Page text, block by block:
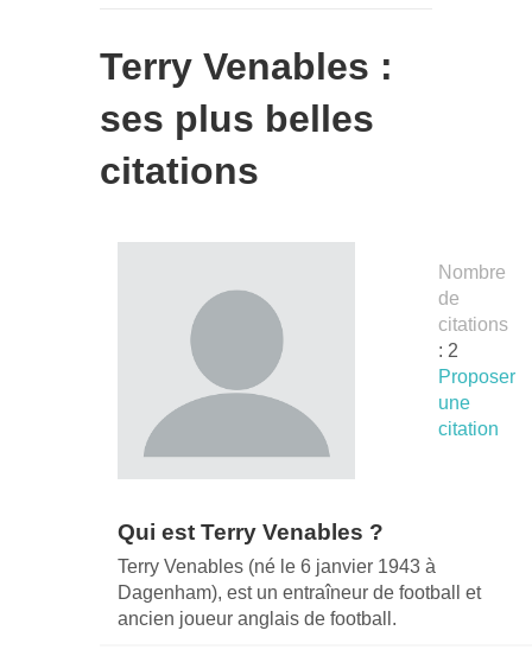
Terry Venables :
ses plus belles
citations
Nombre
de
citations
: 2
Proposer
une
citation
Qui est Terry Venables ?
Terry Venables (né le 6 janvier 1943 à
Dagenham), est un entraîneur de football et
ancien joueur anglais de football.